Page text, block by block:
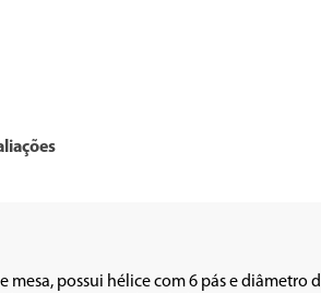
possui hélice com 6 pás e diâmetro